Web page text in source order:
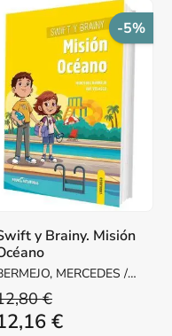
-5%
y Brainy. Misión
MERCEDES /
RUT
€
€